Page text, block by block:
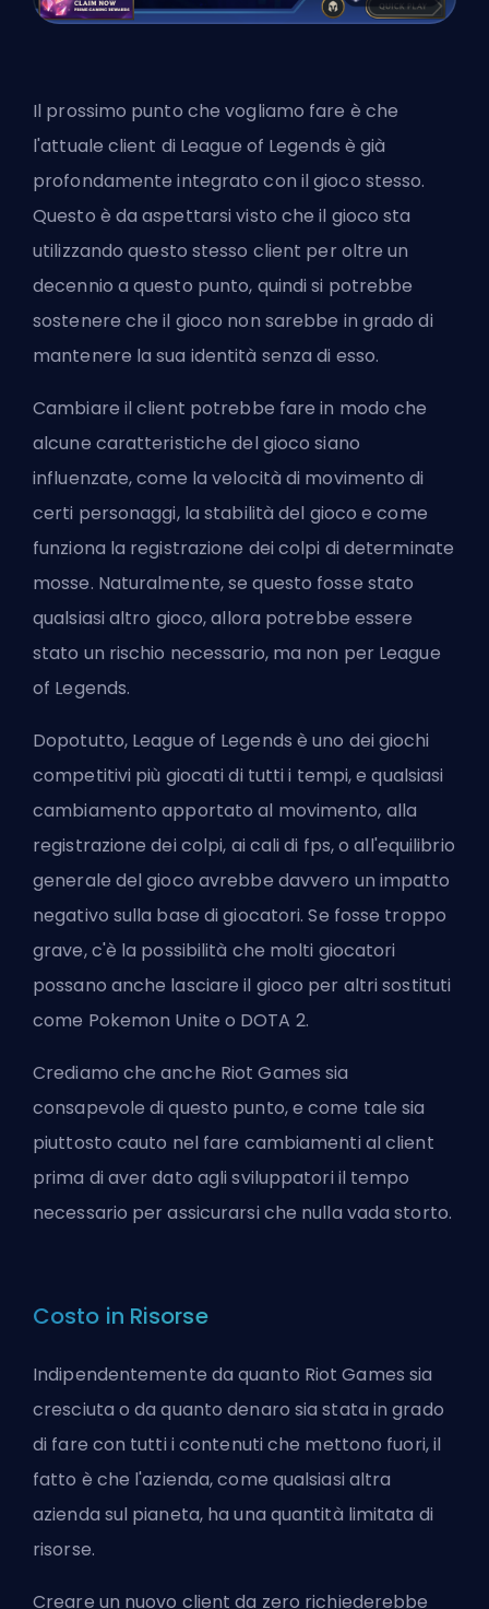
Il prossimo punto che vogliamo fare è che
l'attuale client di League of Legends è già
profondamente integrato con il gioco stesso.
Questo è da aspettarsi visto che il gioco sta
utilizzando questo stesso client per oltre un
decennio a questo punto, quindi si potrebbe
sostenere che il gioco non sarebbe in grado di
mantenere la sua identità senza di esso.
Cambiare il client potrebbe fare in modo che
alcune caratteristiche del gioco siano
influenzate, come la velocità di movimento di
certi personaggi, la stabilità del gioco e come
funziona la registrazione dei colpi di determinate
mosse. Naturalmente, se questo fosse stato
qualsiasi altro gioco, allora potrebbe essere
stato un rischio necessario, ma non per League
of Legends.
Dopotutto, League of Legends è uno dei giochi
competitivi più giocati di tutti i tempi, e qualsiasi
cambiamento apportato al movimento, alla
registrazione dei colpi, ai cali di fps, o all'equilibrio
generale del gioco avrebbe davvero un impatto
negativo sulla base di giocatori. Se fosse troppo
grave, c'è la possibilità che molti giocatori
possano anche lasciare il gioco per altri sostituti
come Pokemon Unite o DOTA 2.
Crediamo che anche Riot Games sia
consapevole di questo punto, e come tale sia
piuttosto cauto nel fare cambiamenti al client
prima di aver dato agli sviluppatori il tempo
necessario per assicurarsi che nulla vada storto.
Costo in Risorse
Indipendentemente da quanto Riot Games sia
cresciuta o da quanto denaro sia stata in grado
di fare con tutti i contenuti che mettono fuori, il
fatto è che l'azienda, come qualsiasi altra
azienda sul pianeta, ha una quantità limitata di
risorse.
Creare un nuovo client da zero richiederebbe